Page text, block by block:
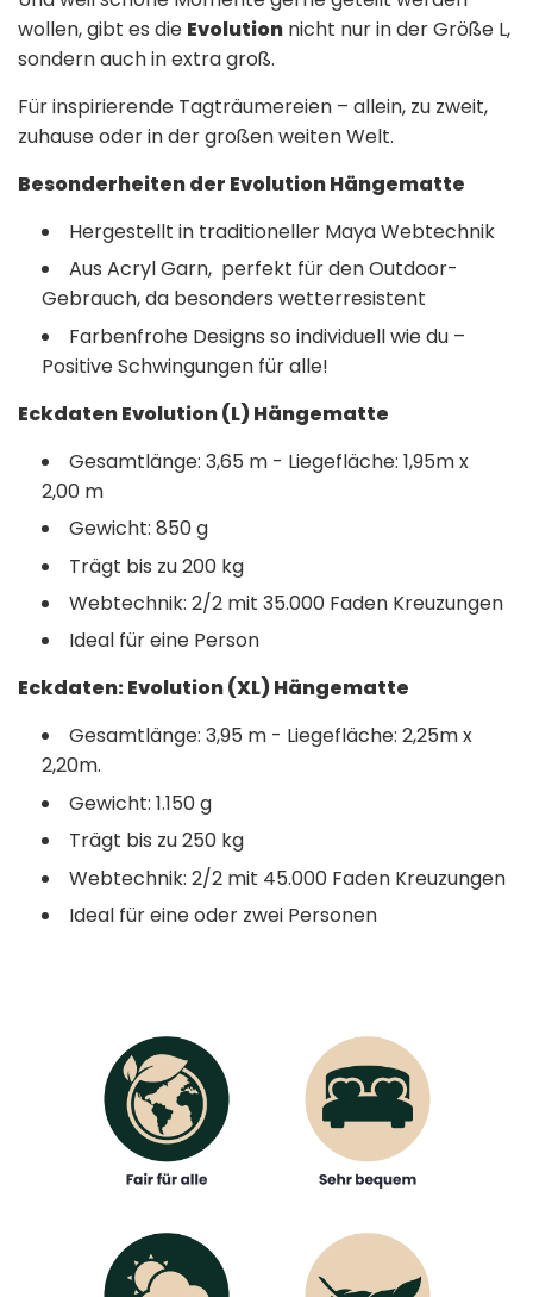
wollen, gibt es die Evolution nicht nur in der Größe L,
sondern auch in extra groß.
Für inspirierende Tagträumereien – allein, zu zweit,
zuhause oder in der großen weiten Welt.
Besonderheiten der Evolution Hängematte
Hergestellt in traditioneller Maya Webtechnik
Aus Acryl Garn, perfekt für den Outdoor-
Gebrauch, da besonders wetterresistent
Farbenfrohe Designs so individuell wie du –
Positive Schwingungen für alle!
Eckdaten Evolution (L) Hängematte
Gesamtlänge: 3,65 m - Liegefläche: 1,95m x
2,00 m
Gewicht: 850 g
Trägt bis zu 200 kg
Webtechnik: 2/2 mit 35.000 Faden Kreuzungen
Ideal für eine Person
Eckdaten: Evolution (XL) Hängematte
Gesamtlänge: 3,95 m - Liegefläche: 2,25m x
2,20m.
Gewicht: 1.150 g
Trägt bis zu 250 kg
Webtechnik: 2/2 mit 45.000 Faden Kreuzungen
Ideal für eine oder zwei Personen